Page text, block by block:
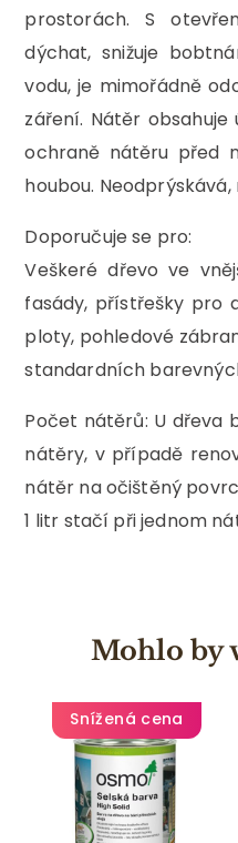
prostorách. S
dýchat, snižuje
vodu, je mimořádně
záření. Nátěr
ochraně nátěru před
houbou.
Doporučuje se pro:
Veškeré dřevo ve
fasády, přístřešky pro
ploty, pohledové
standardních
Počet nátěrů: U dřeva
nátěry, v případě
nátěr na očištěný
1 litr stačí při jednom
Mohlo by
Snížená cena